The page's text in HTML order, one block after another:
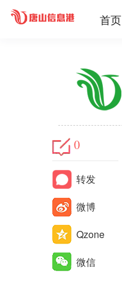
首页
0
转发
微博
Qzone
微信